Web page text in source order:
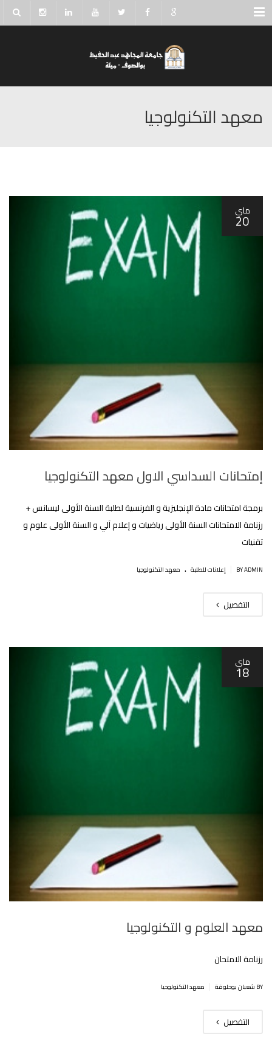
Menu
معهد التكنولوجيا
ماي
20
إمتحانات السداسي الاول معهد التكنولوجيا
برمجة امتحانات مادة الإنجليزية و الفرنسية لطلبة السنة الأولى ليسانس +
رزنامة الامتحانات السنة الأولى رياضيات و إعلام آلي و السنة الأولى علوم و
تقنيات‎
BY ADMIN إعلانات للطلبة . معهد التكنولوجيا
التفصيل
ماي
18
معهد العلوم و التكنولوجيا
رزنامة الامتحان
BY شعبان بوحلوفة معهد التكنولوجيا
التفصيل